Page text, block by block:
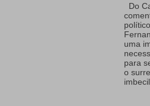
Do
uma
para
o